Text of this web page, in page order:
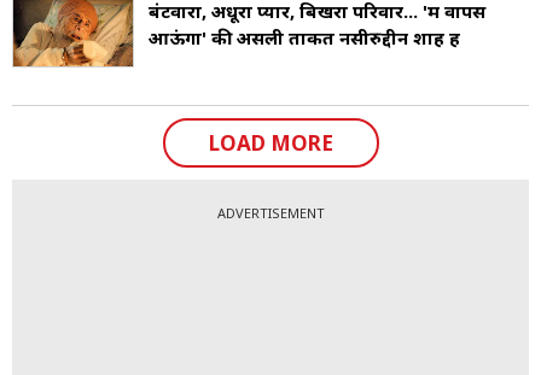
बंटवारा, अधूरा प्यार, बिखरा परिवार... 'मैं वापस
आऊंगा' की असली ताकत नसीरुद्दीन शाह हैं
LOAD MORE
ADVERTISEMENT